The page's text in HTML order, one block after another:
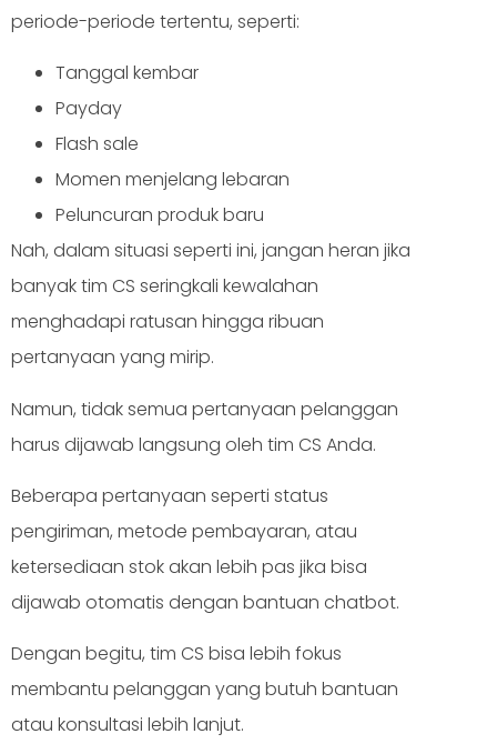
periode-periode tertentu, seperti:
Tanggal kembar
Payday
Flash sale
Momen menjelang lebaran
Peluncuran produk baru
Nah, dalam situasi seperti ini, jangan heran jika
banyak tim CS seringkali kewalahan
menghadapi ratusan hingga ribuan
pertanyaan yang mirip.
Namun, tidak semua pertanyaan pelanggan
harus dijawab langsung oleh tim CS Anda.
Beberapa pertanyaan seperti status
pengiriman, metode pembayaran, atau
ketersediaan stok akan lebih pas jika bisa
dijawab otomatis dengan bantuan chatbot.
Dengan begitu, tim CS bisa lebih fokus
membantu pelanggan yang butuh bantuan
atau konsultasi lebih lanjut.